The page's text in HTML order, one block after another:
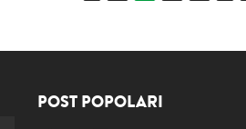
POST POPOLARI